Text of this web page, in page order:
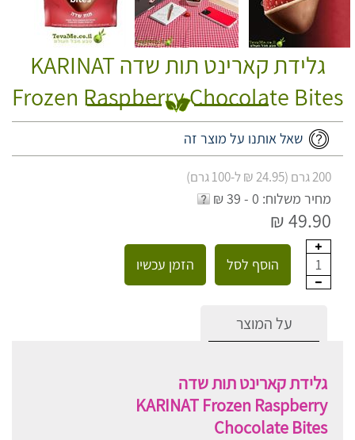
גלידת קארינט תות שדה KARINAT
Frozen Raspberry Chocolate Bites
שאל אותנו על מוצר זה
200 גרם (24.95 ₪ ל-100 גרם)
מחיר משלוח: 0 - 39 ₪
49.90 ₪
1 הוסף לסל הזמן עכשיו
על המוצר
גלידת קארינט תות שדה
KARINAT Frozen Raspberry
Chocolate Bites